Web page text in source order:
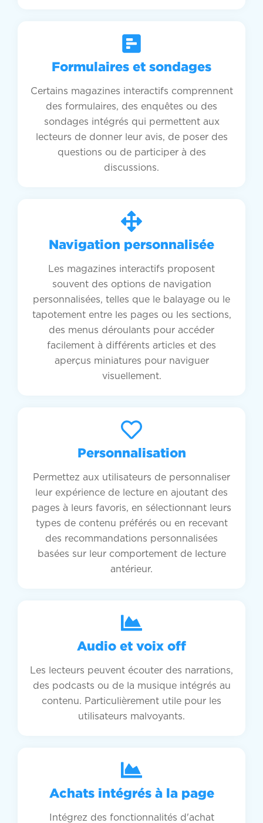
Formulaires et sondages
Certains magazines interactifs comprennent
des formulaires, des enquêtes ou des
sondages intégrés qui permettent aux
lecteurs de donner leur avis, de poser des
questions ou de participer à des
discussions.
Navigation personnalisée
Les magazines interactifs proposent
souvent des options de navigation
personnalisées, telles que le balayage ou le
tapotement entre les pages ou les sections,
des menus déroulants pour accéder
facilement à différents articles et des
aperçus miniatures pour naviguer
visuellement.
Personnalisation
Permettez aux utilisateurs de personnaliser
leur expérience de lecture en ajoutant des
pages à leurs favoris, en sélectionnant leurs
types de contenu préférés ou en recevant
des recommandations personnalisées
basées sur leur comportement de lecture
antérieur.
Audio et voix off
Les lecteurs peuvent écouter des narrations,
des podcasts ou de la musique intégrés au
contenu. Particulièrement utile pour les
utilisateurs malvoyants.
Achats intégrés à la page
Intégrez des fonctionnalités d'achat